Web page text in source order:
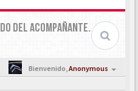
DEL ACOMPAÑANTE.
Bienvenido,Anonymous